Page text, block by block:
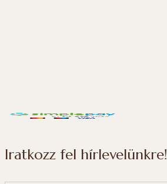
Iratkozz fel hírlevelünkre!